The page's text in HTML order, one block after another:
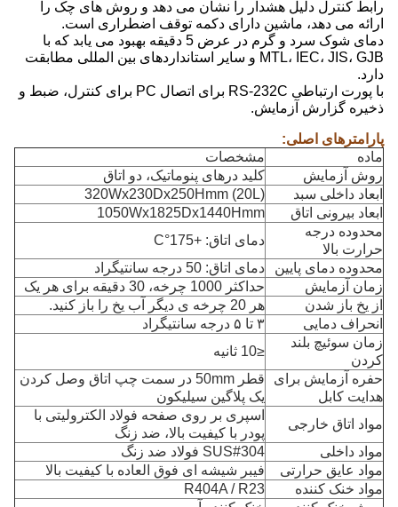
رابط کنترل دلیل هشدار را نشان می دهد و روش های چک را
ارائه می دهد، ماشین دارای دکمه توقف اضطراری است.
دمای شوک سرد و گرم در عرض 5 دقیقه بهبود می یابد که با
MTL، IEC، JIS، GJB و سایر استانداردهای بین المللی مطابقت
دارد.
با پورت ارتباطی RS-232C برای اتصال PC برای کنترل، ضبط و
ذخیره گزارش آزمایش.
پارامترهای اصلی:
ماده
مشخصات
روش آزمایش
کلید درهای پنوماتیک، دو اتاق
ابعاد داخلی سبد
320Wx230Dx250Hmm (20L)
ابعاد بیرونی اتاق
1050Wx1825Dx1440Hmm
محدوده درجه
حرارت بالا
دمای اتاق: +175°C
محدوده دمای پایین
دمای اتاق: 50 درجه سانتیگراد
زمان آزمایش
حداکثر 1000 چرخه، 30 دقیقه برای هر یک
از یخ باز شدن
هر 20 چرخه ی دیگر آب یخ را باز کنید.
انحراف دمایی
۳ تا ۵ درجه سانتیگراد
زمان سوئیچ بلند
کردن
≤10 ثانیه
حفره آزمایش برای
هدایت کابل
قطر 50mm در سمت چپ اتاق وصل کردن
یک پلاگین سیلیکون
مواد اتاق خارجی
اسپری بر روی صفحه فولاد الکترولیتی با
پودر با کیفیت بالا، ضد زنگ
مواد داخلی
SUS#304 فولاد ضد زنگ
مواد عایق حرارتی
فیبر شیشه ای فوق العاده با کیفیت بالا
مواد خنک کننده
R404A / R23